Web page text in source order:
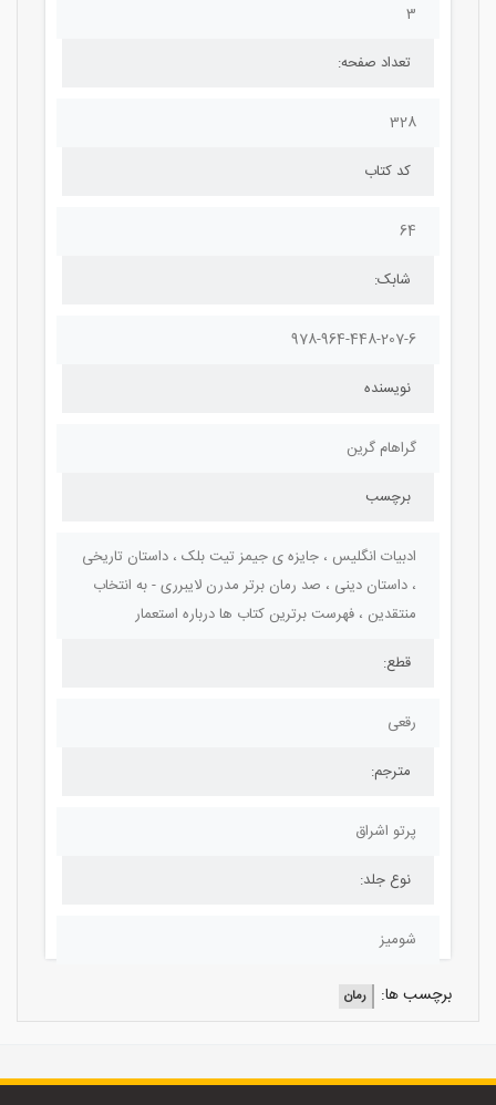
3
تعداد صفحه:
328
کد کتاب
64
شابک:
978-964-448-207-6
نویسنده
گراهام گرین
برچسب
ادبیات انگلیس ، جایزه ی جیمز تیت بلک ، داستان تاریخی
، داستان دینی ، صد رمان برتر مدرن لایبرری - به انتخاب
منتقدین ، فهرست برترین کتاب ها درباره استعمار
قطع:
رقعی
مترجم:
پرتو اشراق
نوع جلد:
شومیز
برچسب ها: رمان